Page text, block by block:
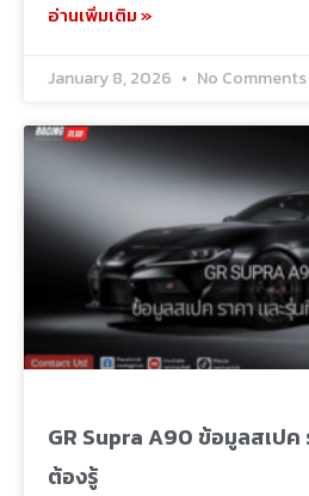
อ่านเพิ่มเติม »
January 8, 2026 No Comments
GR Supra A90 ข้อมูลสเป
ต้องรู้